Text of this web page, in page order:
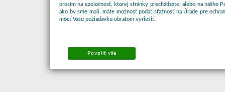
prosím na spoločnosť, ktorej stránky prechádzate, alebo na nášho
ako by sme mali, máte možnosť podať sťažnosť na Úrade pre
môcť Vašu požiadavku obratom vyriešiť.
Povoliť vše